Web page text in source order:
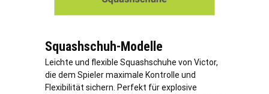
Squashschuh-Modelle
Leichte und flexible Squashschuhe von Victor,
die dem Spieler maximale Kontrolle und
Flexibilität sichern. Perfekt für explosive